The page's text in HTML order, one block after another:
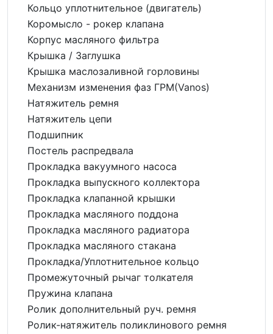
Кольцо уплотнительное (двигатель)
Коромысло - рокер клапана
Корпус масляного фильтра
Крышка / Заглушка
Крышка маслозаливной горловины
Механизм изменения фаз ГРМ(Vanos)
Натяжитель ремня
Натяжитель цепи
Подшипник
Постель распредвала
Прокладка вакуумного насоса
Прокладка выпускного коллектора
Прокладка клапанной крышки
Прокладка масляного поддона
Прокладка масляного радиатора
Прокладка масляного стакана
Прокладка/Уплотнительное кольцо
Промежуточный рычаг толкателя
Пружина клапана
Ролик дополнительный руч. ремня
Ролик-натяжитель поликлинового ремня